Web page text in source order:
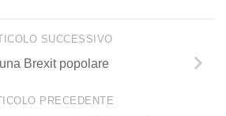
SUCCESSIVO
Brexit popolare
PRECEDENTE